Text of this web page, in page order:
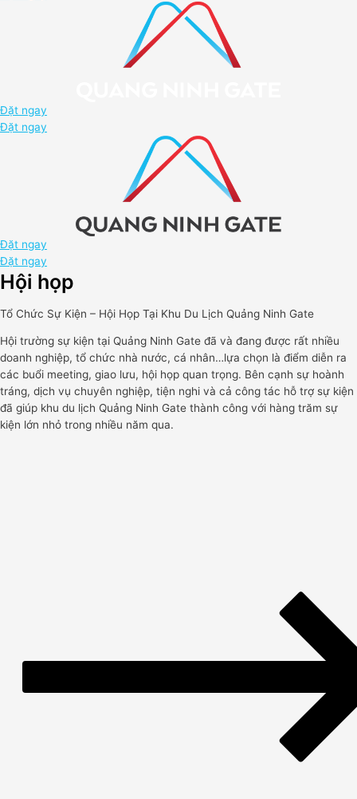
Đặt ngay
Đặt ngay
Đặt ngay
Đặt ngay
Hội họp
Tổ Chức Sự Kiện – Hội Họp Tại Khu Du Lịch Quảng Ninh Gate
Hội trường sự kiện tại Quảng Ninh Gate đã và đang được rất nhiều
doanh nghiệp, tổ chức nhà nước, cá nhân…lựa chọn là điểm diễn ra
các buổi meeting, giao lưu, hội họp quan trọng. Bên cạnh sự hoành
tráng, dịch vụ chuyên nghiệp, tiện nghi và cả công tác hỗ trợ sự kiện
đã giúp khu du lịch Quảng Ninh Gate thành công với hàng trăm sự
kiện lớn nhỏ trong nhiều năm qua.